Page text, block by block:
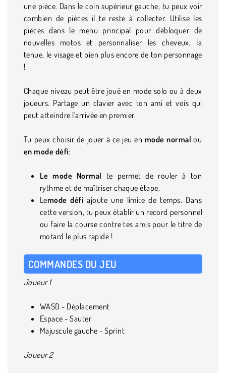
une pièce. Dans le coin supérieur gauche, tu peux voir
combien de pièces il te reste à collecter. Utilise les
pièces dans le menu principal pour débloquer de
nouvelles motos et personnaliser les cheveux, la
tenue, le visage et bien plus encore de ton personnage
!
Chaque niveau peut être joué en mode solo ou à deux
joueurs. Partage un clavier avec ton ami et vois qui
peut atteindre l'arrivée en premier.
Tu peux choisir de jouer à ce jeu en mode normal ou
en mode défi:
Le mode Normal te permet de rouler à ton
rythme et de maîtriser chaque étape.
Lemode défi ajoute une limite de temps. Dans
cette version, tu peux établir un record personnel
ou faire la course contre tes amis pour le titre de
motard le plus rapide !
COMMANDES DU JEU
Joueur 1
WASD - Déplacement
Espace - Sauter
Majuscule gauche - Sprint
Joueur 2